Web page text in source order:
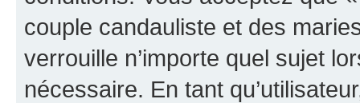
couple candauliste et des
verrouille n’importe quel sujet
nécessaire. En tant